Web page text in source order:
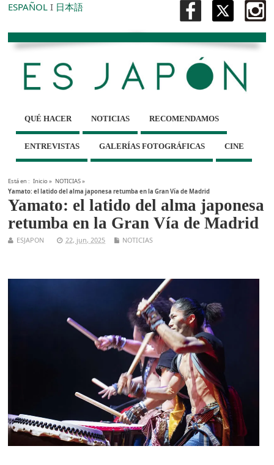
ESPAÑOL I 日本語
QUÉ HACER NOTICIAS RECOMENDAMOS
ENTREVISTAS GALERÍAS FOTOGRÁFICAS CINE
Está en : Inicio» NOTICIAS»
Yamato: el latido del alma japonesa retumba en la Gran Vía de Madrid
Yamato: el latido del alma japonesa
retumba en la Gran Vía de Madrid
ESJAPON 22, jun, 2025 NOTICIAS